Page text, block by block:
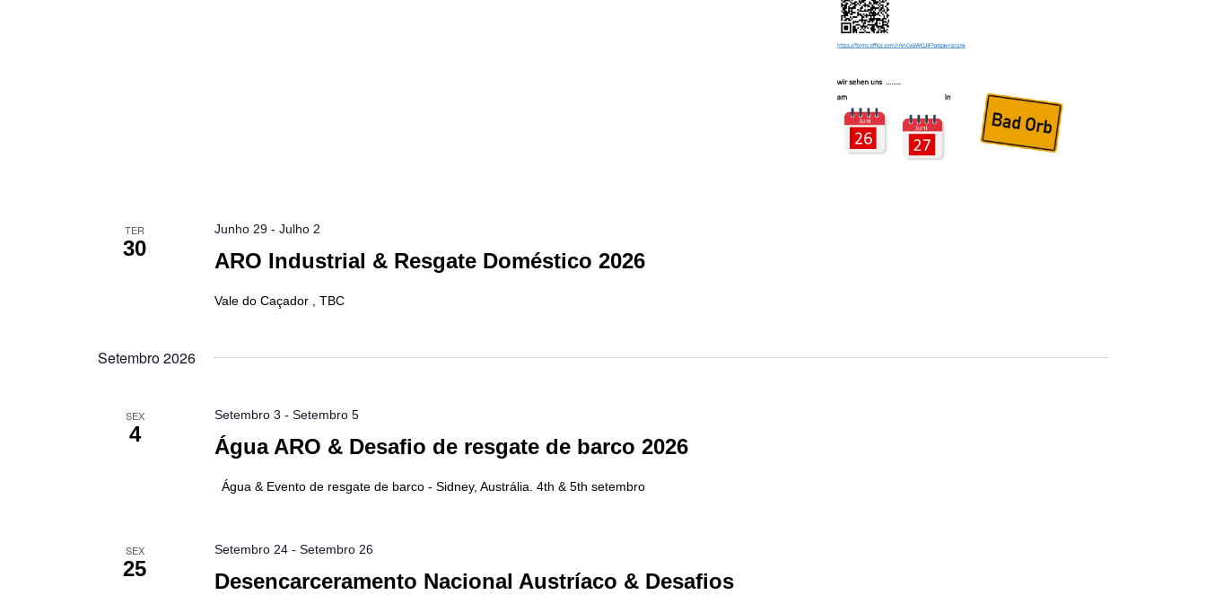
TER
30
Junho 29 -Julho 2
ARO Industrial & Resgate Doméstico 2026
Vale do Caçador , TBC
Setembro 2026
SEX
4
Setembro 3 -Setembro 5
Água ARO & Desafio de resgate de barco 2026
Água & Evento de resgate de barco - Sidney, Austrália. 4th & 5th setembro
SEX
25
Setembro 24 -Setembro 26
Desencarceramento Nacional Austríaco & Desafios